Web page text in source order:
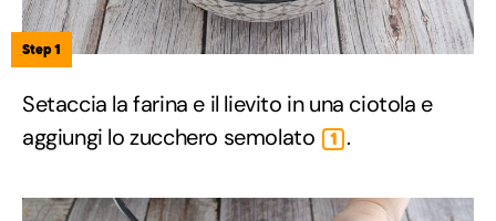
Step 1
Setaccia la farina e il lievito in una ciotola e
aggiungi lo zucchero semolato
1 .